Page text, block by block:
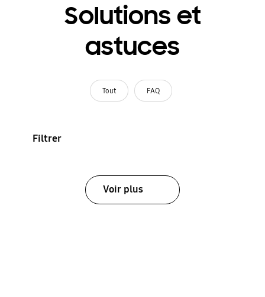
Solutions et
astuces
Tout FAQ
Filtrer
Voir plus